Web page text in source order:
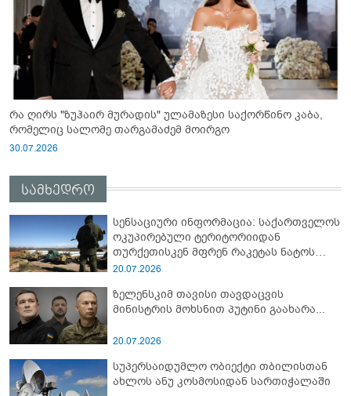
რა ღირს "ზუჰაირ მურადის" ულამაზესი საქორწინო კაბა,
რომელიც სალომე თარგამაძემ მოირგო
30.07.2026
სამხედრო
სენსაციური ინფორმაცია: საქართველოს
ოკუპირებული ტერიტორიიდან
თურქეთისკენ მფრენ რაკეტას ნატოს
სამიტი კინაღამ ჩაუშლია
20.07.2026
ზელენსკიმ თავისი თავდაცვის
მინისტრის მოხსნით პუტინი გაახარა...
20.07.2026
სუპერსაიდუმლო ობიექტი თბილისთან
ახლოს ანუ კოსმოსიდან სართიჭალაში